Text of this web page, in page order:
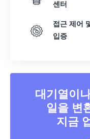
센터
접근 제어
입증
대기열이
일을 변
지금